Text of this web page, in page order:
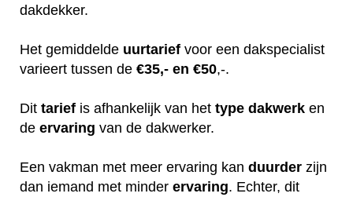
dakdekker.
Het gemiddelde uurtarief voor een dakspecialist
varieert tussen de €35,- en €50,-.
Dit tarief is afhankelijk van het type dakwerk en
de ervaring van de dakwerker.
Een vakman met meer ervaring kan duurder zijn
dan iemand met minder ervaring. Echter, dit